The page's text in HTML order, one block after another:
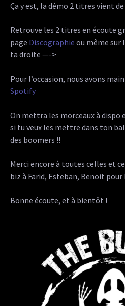
Ça y est, la démo 2 titres vient
Retrouve les 2 titres en écoute
page Discographie ou même sur
ta droite —->
Pour l’occasion, nous avons
Spotify
On mettra les morceaux à
si tu veux les mettre dans ton
des boomers !!
Merci encore à toutes celles et
biz à Farid, Esteban, Benoit
Bonne écoute, et à bientôt !